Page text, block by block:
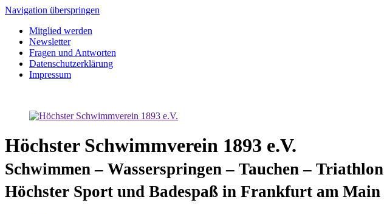
Navigation überspringen
Mitglied werden
Newsletter
Fragen und Antworten
Datenschutzerklärung
Impressum
Höchster Schwimmverein 1893 e.V.
Schwimmen – Wasserspringen – Tauchen – Triathlon
Höchster Sport und Badespaß in Frankfurt am Main